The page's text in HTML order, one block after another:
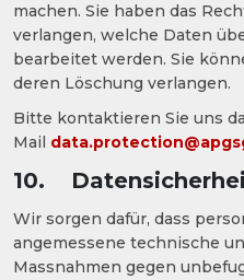
machen. Sie haben das
verlangen, welche Daten
bearbeitet werden. Sie
deren Löschung verlangen.
Bitte kontaktieren Sie uns
Mail
10.
Wir sorgen dafür, dass
angemessene technische
Massnahmen gegen